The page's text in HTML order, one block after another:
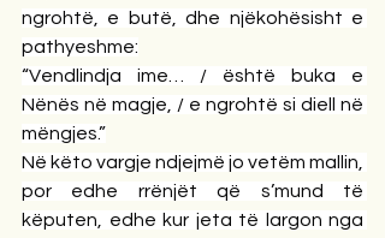
ngrohtë, e butë, dhe njëkohësisht e
pathyeshme:
“Vendlindja ime… / është buka e
Nënës në magje, / e ngrohtë si diell në
mëngjes.”
Në këto vargje ndjejmë jo vetëm mallin,
por edhe rrënjët që s’mund të
këputen, edhe kur jeta të largon nga